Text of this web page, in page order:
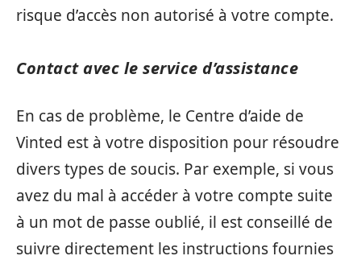
risque d’accès non autorisé à votre compte.
Contact avec le service d’assistance
En cas de problème, le Centre d’aide de
Vinted est à votre disposition pour résoudre
divers types de soucis. Par exemple, si vous
avez du mal à accéder à votre compte suite
à un mot de passe oublié, il est conseillé de
suivre directement les instructions fournies